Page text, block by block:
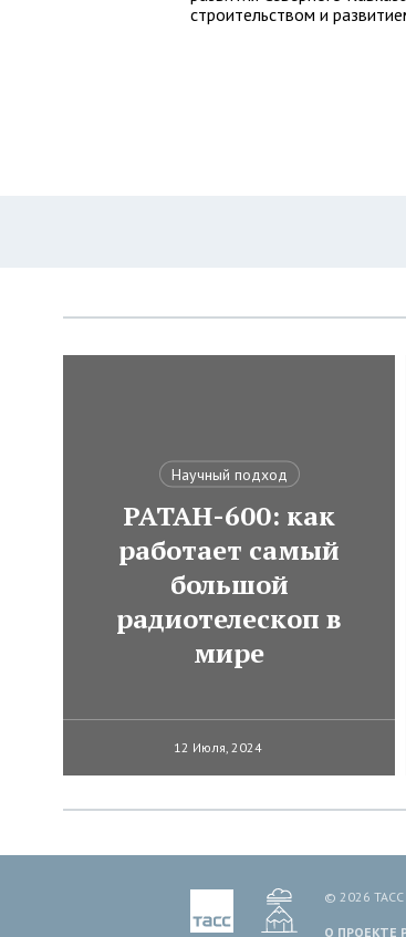
строительством и
Научный подход
РАТАН-600: как
работает самый
большой
радиотелескоп в
мире
12 Июля, 2024
© 2026 ТАСС
О ПРОЕКТЕ